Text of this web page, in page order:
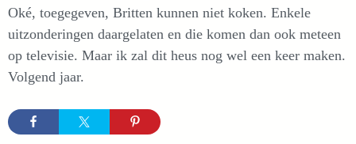
Oké, toegegeven, Britten kunnen niet koken. Enkele
uitzonderingen daargelaten en die komen dan ook meteen
op televisie. Maar ik zal dit heus nog wel een keer maken.
Volgend jaar.